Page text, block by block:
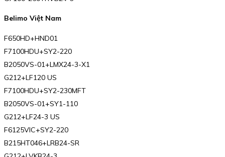
Belimo Việt Nam
F650HD+HND01
F7100HDU+SY2-220
B2050VS-01+LMX24-3-X1
G212+LF120 US
F7100HDU+SY2-230MFT
B2050VS-01+SY1-110
G212+LF24-3 US
F6125VIC+SY2-220
B215HT046+LRB24-SR